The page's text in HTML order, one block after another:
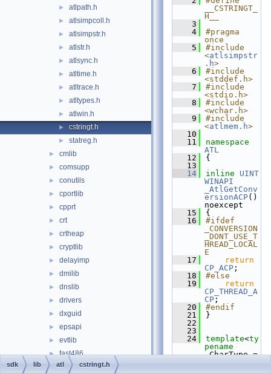
► atlpath.h
► atlsimpcoll.h
► atlsimpstr.h
► atlstr.h
► atlsync.h
► atltime.h
► atltrace.h
► atltypes.h
► atlwin.h
► cstringt.h
► statreg.h
► cmlib
► comsupp
► conutils
► cportlib
► cpprt
► crt
► crtheap
► cryptlib
► delayimp
► dmilib
► dnslib
► drivers
► dxguid
► epsapi
► evtlib
► fast486
► fslib
__CSTRINGT_
H__
    3
    4
#pragma
once
    5
#include
<atlsimpstr
.h>
    6
#include
<stddef.h>
    7
#include
<stdio.h>
    8
#include
<wchar.h>
    9
#include
<atlmem.h>
   10
   11
ATL
   12
{
   13
   14
inline
UINT
WINAPI
_AtlGetConv
ersionACP()
noexcept
   15
{
   16
#ifdef
_CONVERSION
_DONT_USE_T
HREAD_LOCAL
E
   17
return
CP_ACP ;
   18
#else
   19
return
CP_THREAD_A
CP ;
   20
#endif
   21
}
   22
   23
   24
template<ty
pename
_CharType =
sdk lib atl cstringt.h